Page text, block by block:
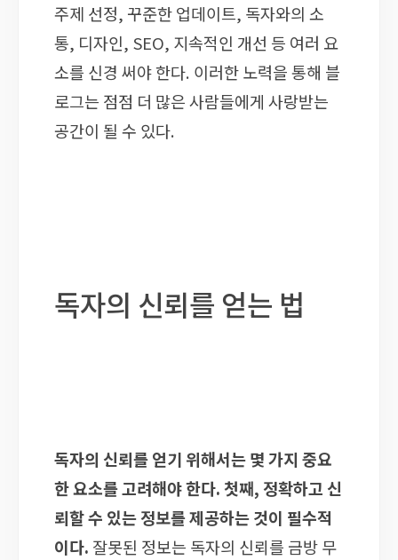
주제 선정, 꾸준한 업데이트, 독자와의 소
통, 디자인, SEO, 지속적인 개선 등 여러 요
소를 신경 써야 한다. 이러한 노력을 통해 블
로그는 점점 더 많은 사람들에게 사랑받는
공간이 될 수 있다.
독자의 신뢰를 얻는 법
독자의 신뢰를 얻기 위해서는 몇 가지 중요
한 요소를 고려해야 한다. 첫째, 정확하고 신
뢰할 수 있는 정보를 제공하는 것이 필수적
이다. 잘못된 정보는 독자의 신뢰를 금방 무